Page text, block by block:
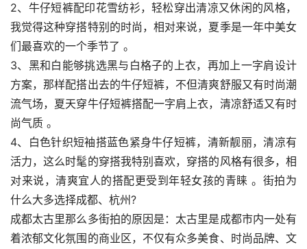
2、牛仔短裤配印花雪纺衫，轻松穿出清凉又休闲的风格，
我觉得这种穿搭特别的时尚，相对来说，夏季是一年中美女
们最喜欢的一个季节了 。
3、黑和白能够挑选黑与白格子的上衣，再加上一字肩设计
方案，那样配搭出去的牛仔短裤，不但清爽舒服又有时尚潮
流气场，夏天穿牛仔短裤搭配一字肩上衣，清凉舒适又有时
尚气质 。
4、白色针织短袖搭蓝色紧身牛仔短裤，清新靓丽，清凉有
活力，这么时髦的穿搭我特别喜欢，穿搭的风格有很多，相
对来说，清爽宜人的搭配更受到年轻女孩的青睐 。街拍为
什么大多选择成都、杭州?
成都太古里那么多街拍的原因是：太古里是成都市内一处有
着浓郁文化氛围的商业区，不仅有众多美食、时尚品牌、文